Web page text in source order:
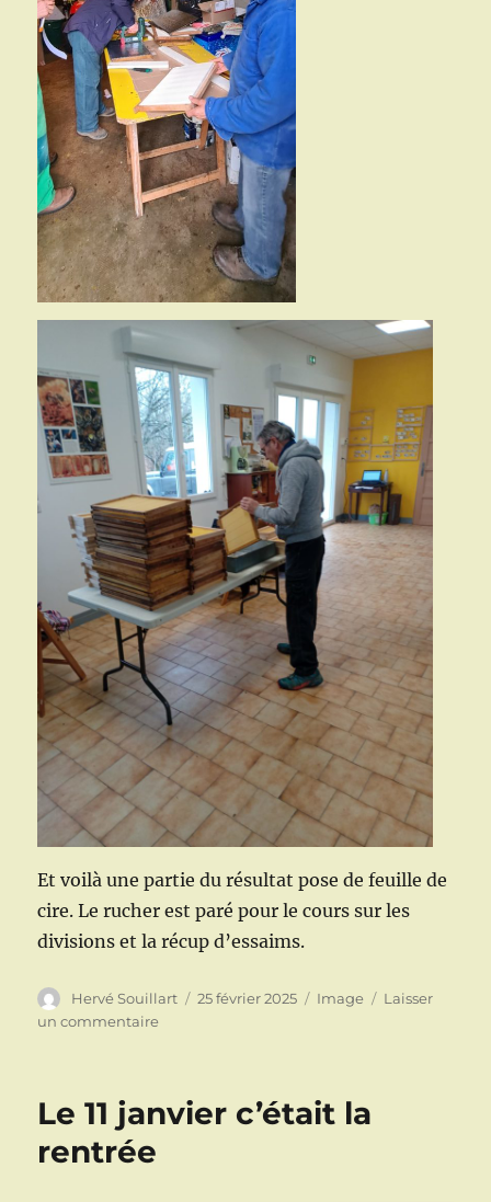
Et voilà une partie du résultat pose de feuille de
cire. Le rucher est paré pour le cours sur les
divisions et la récup d’essaims.
Auteur
Hervé Souillart
Publié
25 février 2025 Format
Image
Laisser
un commentairesur
cire
Le 11 janvier c’était la
rentrée